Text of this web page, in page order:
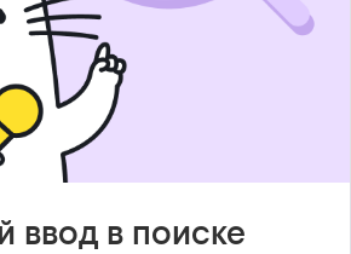
ввод в поиске